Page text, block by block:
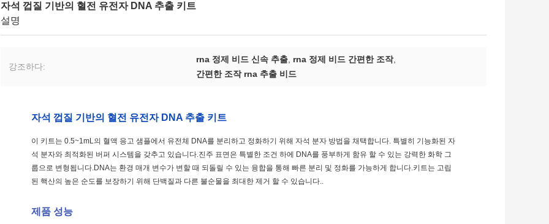
자석 껍질 기반의 혈전 유전자 DNA 추출 키트
설명
강조하다:
rna 정제 비드 신속 추출, rna 정제 비드 간편한 조작,
간편한 조작 rna 추출 비드
자석 껍질 기반의 혈전 유전자 DNA 추출 키트
이 키트는 0.5~1mL의 혈액 응고 샘플에서 유전체 DNA를 분리하고 정화하기 위해 자석 분자 방법을 채택합니다. 특별히 기능화된 자
석 분자와 최적화된 버퍼 시스템을 갖추고 있습니다.진주 표면은 특별한 조건 하에 DNA를 풍부하게 함유 할 수 있는 강력한 화학 그
룹으로 변형됩니다.DNA는 환경 매개 변수가 변할 때 되돌릴 수 있는 융합을 통해 빠른 분리 및 정화를 가능하게 합니다.키트는 고립
된 핵산의 높은 순도를 보장하기 위해 단백질과 다른 불순물을 최대한 제거 할 수 있습니다..
제품 성능